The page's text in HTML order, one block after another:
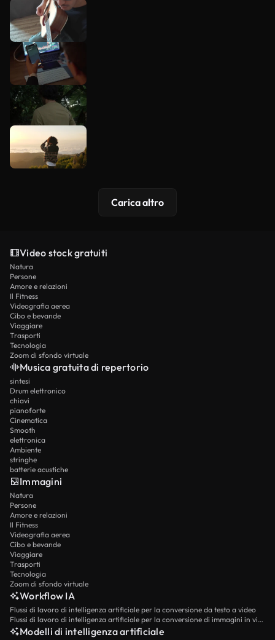
Carica altro
Video stock gratuiti
Natura
Persone
Amore e relazioni
Il Fitness
Videografia aerea
Cibo e bevande
Viaggiare
Trasporti
Tecnologia
Zoom di sfondo virtuale
Musica gratuita di repertorio
sintesi
Drum elettronico
chiavi
pianoforte
Cinematica
Smooth
elettronica
Ambiente
stringhe
batterie acustiche
Immagini
Natura
Persone
Amore e relazioni
Il Fitness
Videografia aerea
Cibo e bevande
Viaggiare
Trasporti
Tecnologia
Zoom di sfondo virtuale
Workflow IA
Flussi di lavoro di intelligenza artificiale per la conversione da testo a video
Flussi di lavoro di intelligenza artificiale per la conversione di immagini in video
Modelli di intelligenza artificiale